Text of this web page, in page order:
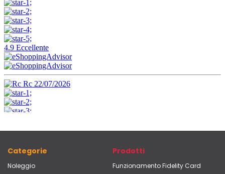
Categorie
Noleggio
Prodotti
Funzionamento Fidelity Card